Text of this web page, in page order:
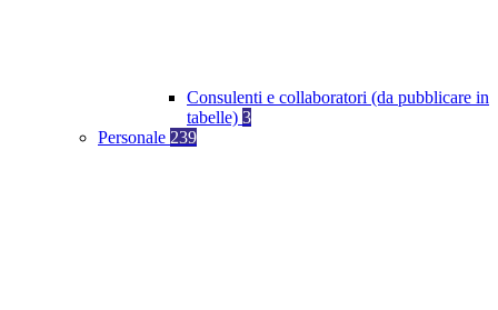
Consulenti e collaboratori (da pubblicare in
tabelle) 3
Personale 239